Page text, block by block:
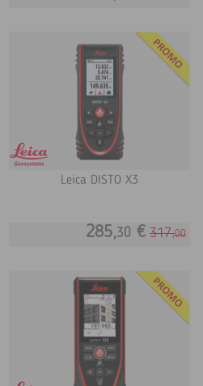
Leica DISTO X3
285,30 € 317,00